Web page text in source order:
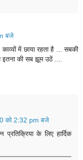
बजे
में छाया रहता है ... सबकी
की सब झूम उठें ....
को 2:32 pm बजे
प्रतिक्रिया के लिए हार्दिक